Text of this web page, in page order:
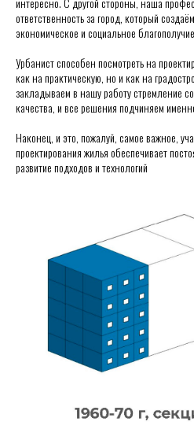
ответственность за город, который
экономическое и социальное
Урбанист способен посмотреть на
как на практическую, но и как на
закладываем в нашу работу стремление
качества, и все решения подчиняем
Наконец, и это, пожалуй, самое важное,
проектирования жилья обеспечивает
развитие подходов и технологий